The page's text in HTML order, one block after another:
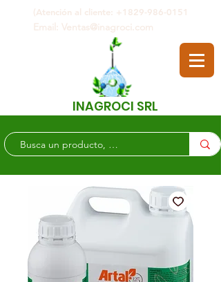
INAGROCI SRL
(Atención al cliente: +1829-986-0151
Email: Ventas@inagroci.com